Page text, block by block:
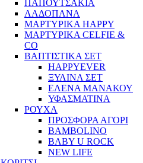
ΠΑΠΟΥΤΣΑΚΙΑ
ΛΑΔΟΠΑΝΑ
ΜΑΡΤΥΡΙΚΑ HAPPY
ΜΑΡΤΥΡΙΚΑ CELFIE &
CO
ΒΑΠΤΙΣΤΙΚΑ ΣΕΤ
HAPPYEVER
ΞΥΛΙΝΑ ΣΕΤ
ΕΛΕΝΑ ΜΑΝΑΚΟΥ
ΥΦΑΣΜΑΤΙΝΑ
ΡΟΥΧΑ
ΠΡΟΣΦΟΡΑ ΑΓΟΡΙ
BAMBOLINO
BABY U ROCK
NEW LIFE